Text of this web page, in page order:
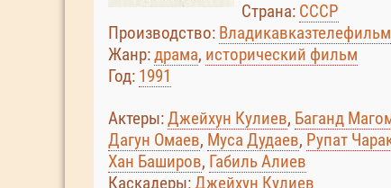
Страна: СССР
Производство: Владикавказтелефильм
Жанр:драма, исторический фильм
Год: 1991
Актеры:Джейхун Кулиев, Баганд
Дагун Омаев, Муса Дудаев, Рупат
Хан Баширов, Габиль Алиев
Каскадеры:Джейхун Кулиев